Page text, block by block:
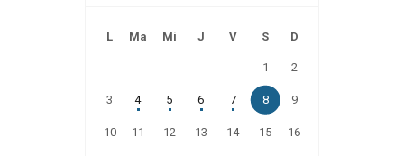
L Ma Mi J V S D
1 2
3 4 5 6 7 8 9
10 11 12 13 14 15 16